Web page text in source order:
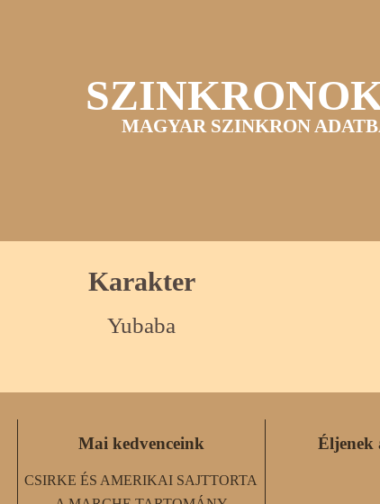
MAGYAR SZINKRON
Karakter
Yubaba
Mai kedvenceink
CSIRKE ÉS AMERIKAI SAJTTORTA
Éljenek